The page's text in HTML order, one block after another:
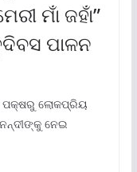
ମାଁ ଜହାଁ”
ପାଳନ
ପକ୍ଷରୁ ଲୋକପ୍ରିୟ
ନେଇ